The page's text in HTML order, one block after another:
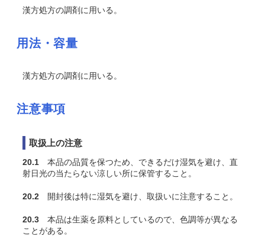
漢方処方の調剤に用いる。
用法・容量
漢方処方の調剤に用いる。
注意事項
取扱上の注意
20.1 本品の品質を保つため、できるだけ湿気を避け、直
射日光の当たらない涼しい所に保管すること。
20.2 開封後は特に湿気を避け、取扱いに注意すること。
20.3 本品は生薬を原料としているので、色調等が異なる
ことがある。